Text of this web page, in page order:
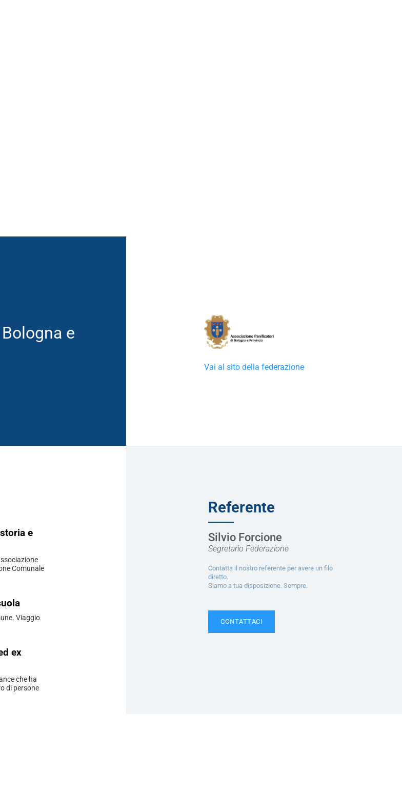
e
Vai al sito della federazione
e
Comunale
Viaggio
ex
che ha
di persone
Referente
Silvio Forcione
Segretario Federazione
Contatta il nostro referente per avere un filo
diretto.
Siamo a tua disposizione. Sempre.
CONTATTACI